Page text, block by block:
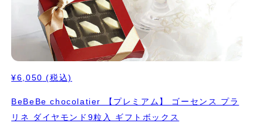
¥6,050 (税込)
BeBeBe chocolatier 【プレミアム】 ゴーセンス プラ
リネ ダイヤモンド9粒入 ギフトボックス